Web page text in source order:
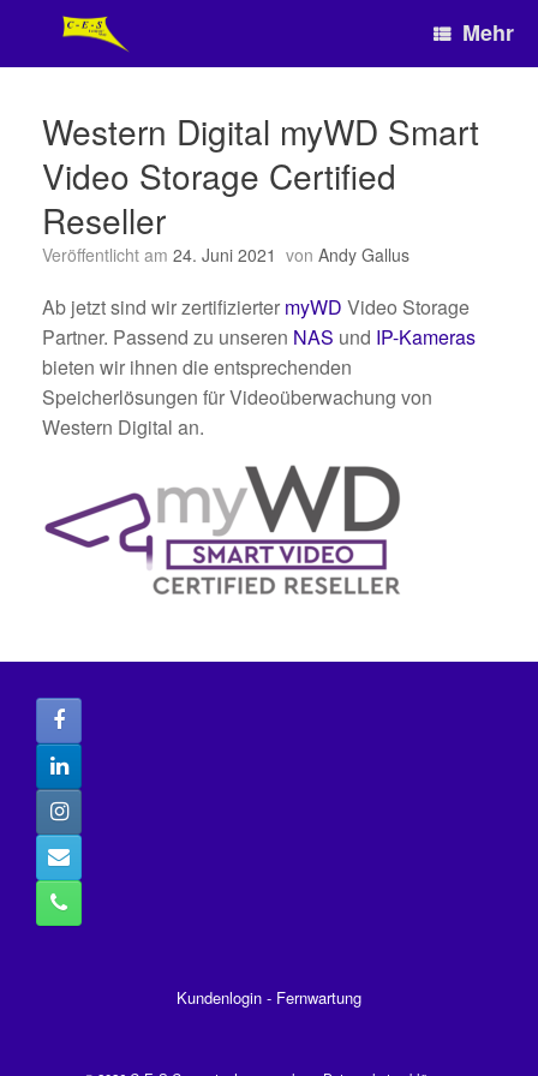
Mehr
Western Digital myWD Smart
Video Storage Certified
Reseller
Veröffentlicht am 24. Juni 2021 von Andy Gallus
Ab jetzt sind wir zertifizierter myWD Video Storage
Partner. Passend zu unseren NAS und IP-Kameras
bieten wir ihnen die entsprechenden
Speicherlösungen für Videoüberwachung von
Western Digital an.
Kundenlogin - Fernwartung